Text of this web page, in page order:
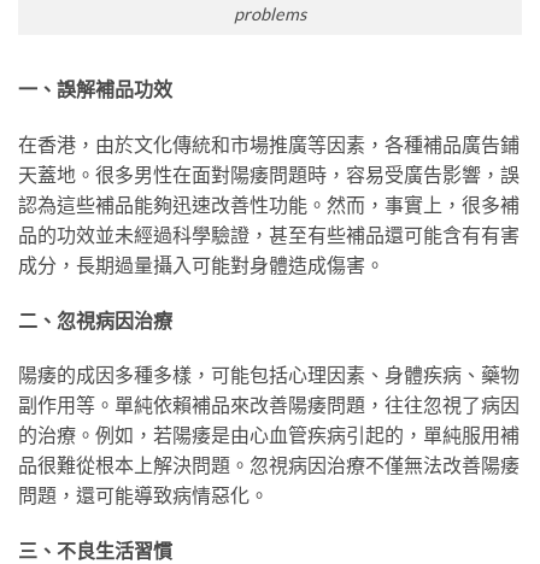
problems
一、誤解補品功效
在香港，由於文化傳統和市場推廣等因素，各種補品廣告鋪
天蓋地。很多男性在面對陽痿問題時，容易受廣告影響，誤
認為這些補品能夠迅速改善性功能。然而，事實上，很多補
品的功效並未經過科學驗證，甚至有些補品還可能含有有害
成分，長期過量攝入可能對身體造成傷害。
二、忽視病因治療
陽痿的成因多種多樣，可能包括心理因素、身體疾病、藥物
副作用等。單純依賴補品來改善陽痿問題，往往忽視了病因
的治療。例如，若陽痿是由心血管疾病引起的，單純服用補
品很難從根本上解決問題。忽視病因治療不僅無法改善陽痿
問題，還可能導致病情惡化。
三、不良生活習慣